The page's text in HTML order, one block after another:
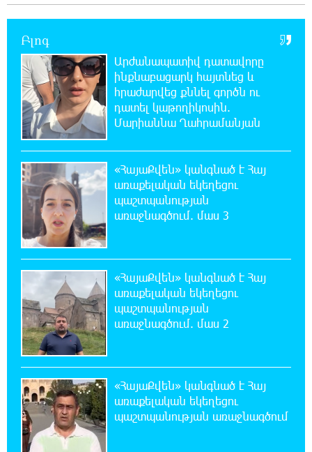
19:17:59 7-08-2026
ԱԱԾ-ն զեկույց է ներկայացրել
18:58:46 7-08-2026
Թրամփը ասել է, որ հանրապետականները
ընտրություններում
18:51:59 7-08-2026
«ՀայաՔվեի» անդամները ևս
Վաղարշապատի դատարանի բակում են`
Հովվապետի
18:47:06 7-08-2026
Օգոստոսի 7-ը ասորի ժողովրդի
ցեղասպանության հիշատակի օրն է․ Ուժեղ
Հայաստան
18:41:31 7-08-2026
Հայաստանը ապրում է իր գոյության
ամենախայտառակ ժամանակաշրջանը․
Գառնիկ Դավթյան
Բլոգ
Արժանապատիվ դատավորը
ինքնաբացարկ հայտնեց և
հրաժարվեց քննել գործն ու
դատել կաթողիկոսին.
Մարիաննա Ղահրամանյան
«ՀայաՔվեն» կանգնած է Հայ
առաքելական եկեղեցու
պաշտպանության
առաջնագծում. մաս 3
«ՀայաՔվեն» կանգնած է Հայ
առաքելական եկեղեցու
պաշտպանության
առաջնագծում. մաս 2
«ՀայաՔվեն» կանգնած է Հայ
առաքելական եկեղեցու
պաշտպանության առաջնագծում